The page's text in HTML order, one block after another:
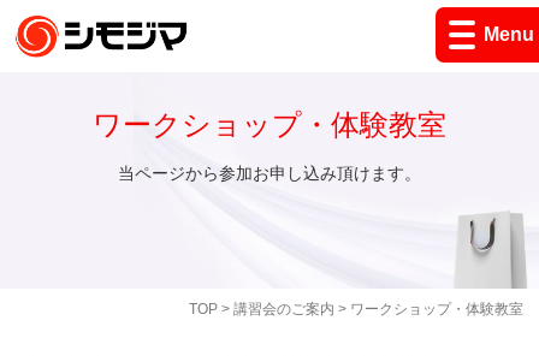
Menu
TOP> 講習会のご案内 > ワークショップ・体験教室
ワークショップ・体験教室
当ページから参加お申し込み頂けます。